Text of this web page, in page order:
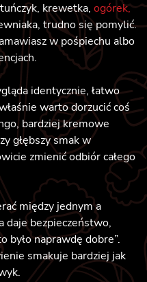
krewetka, ogórek,
trudno się pomylić.
w pośpiechu albo
identycznie, łatwo
warto dorzucić coś
bardziej kremowe
głębszy smak w
zmienić odbiór całego
między jednym a
daje bezpieczeństwo,
było naprawdę dobre”.
smakuje bardziej jak